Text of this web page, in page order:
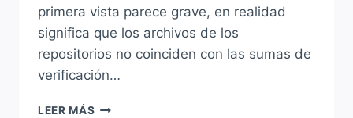
primera vista parece grave, en realidad
significa que los archivos de los
repositorios no coinciden con las sumas de
verificación…
LEER MÁS SOLUCIÓN